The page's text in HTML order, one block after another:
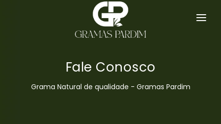
GRAMA ESMERALDA
HOME
Fale Conosco
Grama Natural de qualidade - Gramas Pardim